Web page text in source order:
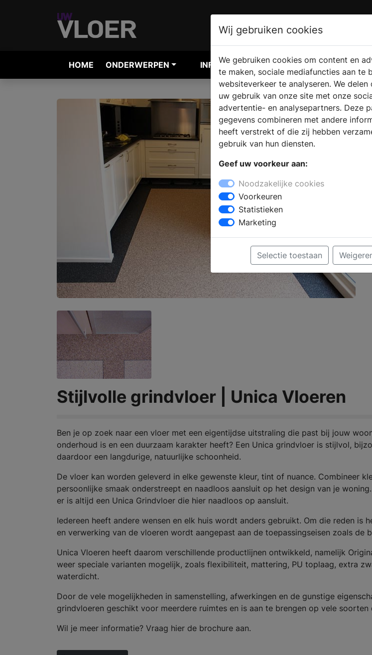
HOME ONDERWERPEN INFORMATIE AANVRAGEN
Stijlvolle grindvloer | Unica Vloeren
Ben je op zoek naar een vloer met een eigentijdse uitstraling die past bij jouw
onderhoud is en een duurzaam karakter heeft? Een Unica grindvloer is stijlvol,
daardoor een langdurige, natuurlijke schoonheid.
De vloer kan worden geleverd in elke gewenste kleur, tint of nuance. Combineer
persoonlijke smaak onderstreept en naadloos aansluit op het design van je
er is altijd een Unica Grindvloer die hier naadloos op aansluit.
Iedereen heeft andere wensen en elk huis wordt anders gebruikt. Om die reden is
en verwerking van de vloeren wordt aangepast aan de toepassingseisen zoals de
Unica Vloeren heeft daarom verschillende productlijnen ontwikkeld, namelijk
weer speciale varianten mogelijk, zoals flexibiliteit, mattering, PU toplaag, extra
waterdicht.
Door de vele mogelijkheden in samenstelling, afwerkingen en de gunstige
grindvloeren geschikt voor meerdere ruimtes en is aan te brengen op vele soorten
Wil je meer informatie? Vraag hier de brochure aan.
Wij gebruiken cookies
We gebruiken cookies om content en
te maken, sociale mediafuncties aan te
websiteverkeer te analyseren. We
uw gebruik van onze site met onze
advertentie- en analysepartners. Deze
gegevens combineren met andere
heeft verstrekt of die zij hebben
gebruik van hun diensten.
Geef uw voorkeur aan:
Noodzakelijke cookies
Voorkeuren
Statistieken
Marketing
Selectie toestaan